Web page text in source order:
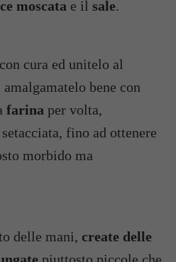
moscata e il sale.
con cura ed unitelo al
bene con
farina per volta,
fino ad ottenere
morbido ma
delle mani, create delle